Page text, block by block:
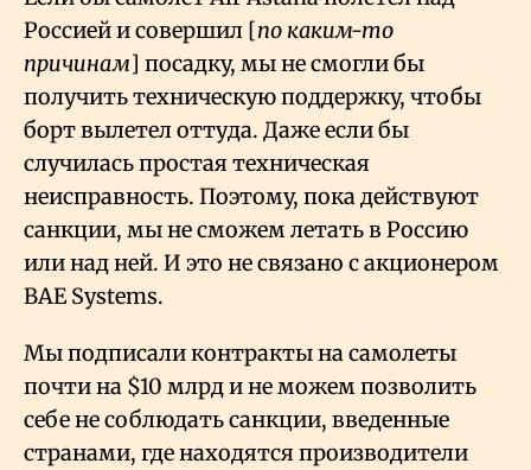
Россией и совершил [по каким-то
причинам] посадку, мы не смогли бы
получить техническую поддержку, чтобы
борт вылетел оттуда. Даже если бы
случилась простая техническая
неисправность. Поэтому, пока действуют
санкции, мы не сможем летать в Россию
или над ней. И это не связано с акционером
BAE Systems.
Мы подписали контракты на самолеты
почти на $10 млрд и не можем позволить
себе не соблюдать санкции, введенные
странами, где находятся производители